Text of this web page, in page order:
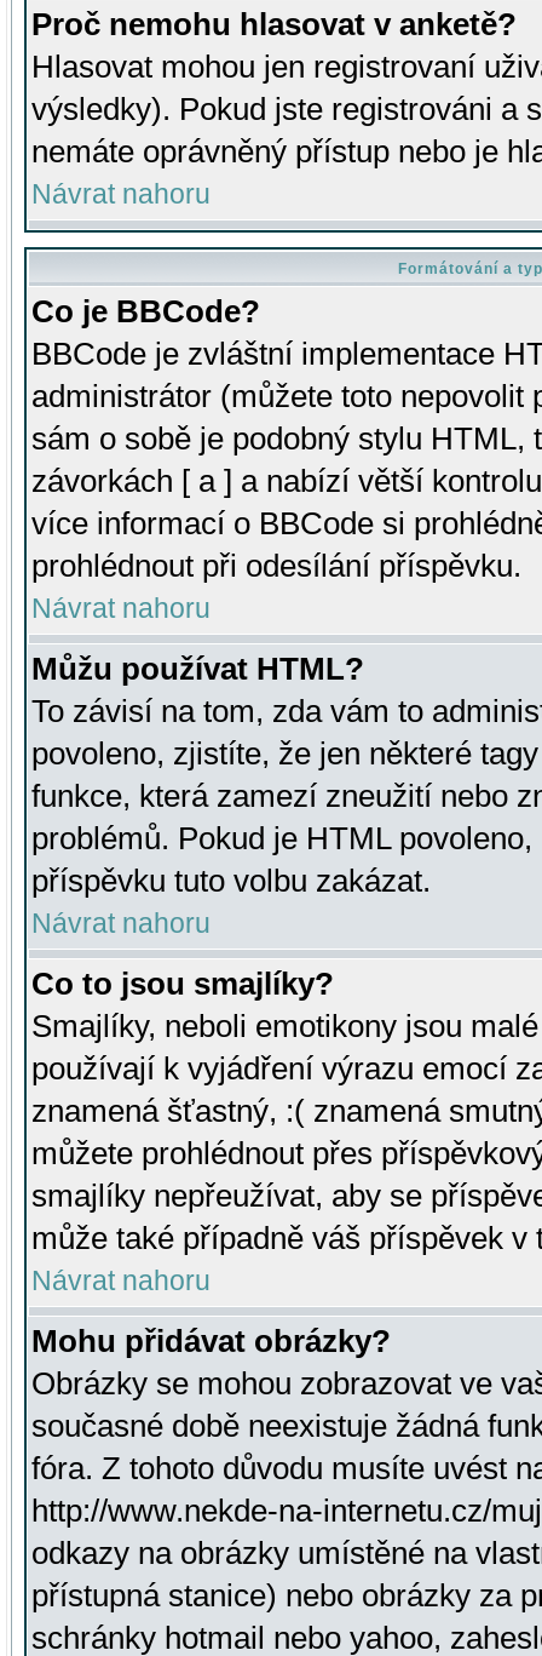
Proč nemohu hlasovat v anketě?
Hlasovat mohou jen registrovaní
výsledky). Pokud jste registrováni a
nemáte oprávněný přístup nebo je
Návrat nahoru
Formátování a
Co je BBCode?
BBCode je zvláštní implementace
administrátor (můžete toto
sám o sobě je podobný stylu HTML,
závorkách [ a ] a nabízí větší
více informací o BBCode si
prohlédnout při odesílání příspěvku.
Návrat nahoru
Můžu používat HTML?
To závisí na tom, zda vám to
povoleno, zjistíte, že jen některé
funkce, která zamezí zneužití nebo
problémů. Pokud je HTML
příspěvku tuto volbu zakázat.
Návrat nahoru
Co to jsou smajlíky?
Smajlíky, neboli emotikony jsou
používají k vyjádření výrazu emocí
znamená šťastný, :( znamená
můžete prohlédnout přes
smajlíky nepřeužívat, aby se
může také případně váš příspěvek v
Návrat nahoru
Mohu přidávat obrázky?
Obrázky se mohou zobrazovat ve
současné době neexistuje žádná
fóra. Z tohoto důvodu musíte uvést
http://www.nekde-na-internetu.cz/
odkazy na obrázky umístěné na
přístupná stanice) nebo obrázky za
schránky hotmail nebo yahoo,